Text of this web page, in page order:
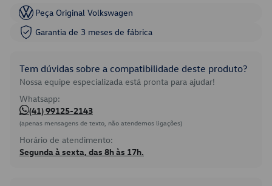
Peça Original Volkswagen
Garantia de 3 meses de fábrica
Tem dúvidas sobre a compatibilidade deste produto?
Nossa equipe especializada está pronta para ajudar!
Whatsapp:
(41) 99125-2143
(apenas mensagens de texto, não atendemos ligações)
Horário de atendimento:
Segunda à sexta, das 8h às 17h.